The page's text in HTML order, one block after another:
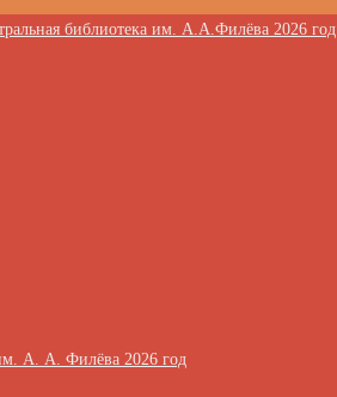
библиотека им. А.А.Филёва 2026 год
А. А. Филёва 2026 год